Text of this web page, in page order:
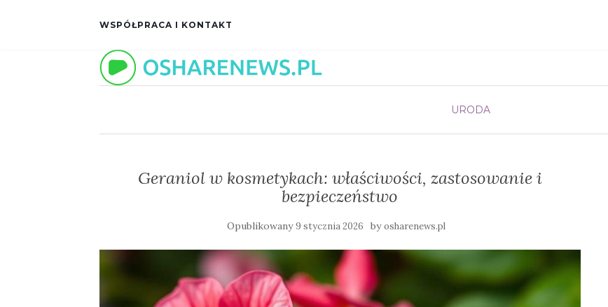
WSPÓŁPRACA I KONTAKT
URODA
Geraniol w kosmetykach: właściwości, zastosowanie i
bezpieczeństwo
Opublikowany9 stycznia 2026 byosharenews.pl